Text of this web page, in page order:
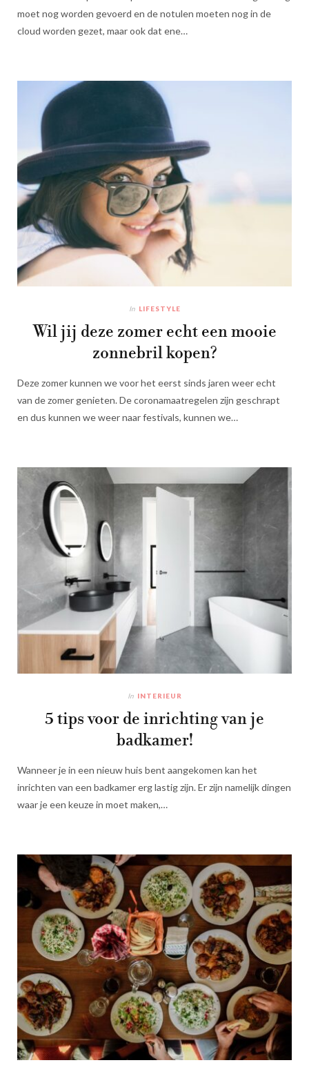
moet nog worden gevoerd en de notulen moeten nog in de
cloud worden gezet, maar ook dat ene…
In LIFESTYLE
Wil jij deze zomer echt een mooie
zonnebril kopen?
Deze zomer kunnen we voor het eerst sinds jaren weer echt
van de zomer genieten. De coronamaatregelen zijn geschrapt
en dus kunnen we weer naar festivals, kunnen we…
In INTERIEUR
5 tips voor de inrichting van je
badkamer!
Wanneer je in een nieuw huis bent aangekomen kan het
inrichten van een badkamer erg lastig zijn. Er zijn namelijk dingen
waar je een keuze in moet maken,…